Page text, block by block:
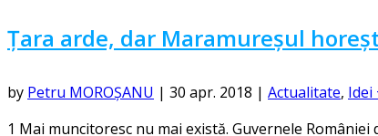
Țara arde, dar Maramureșul
by Petru MOROȘANU | 30 apr. 2018 | Actualitate, Idei
1 Mai muncitoresc nu mai există. Guvernele